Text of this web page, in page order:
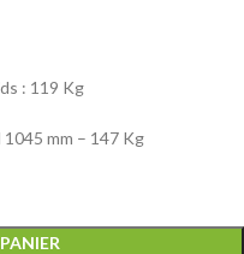
: 119 Kg
1045 mm – 147 Kg